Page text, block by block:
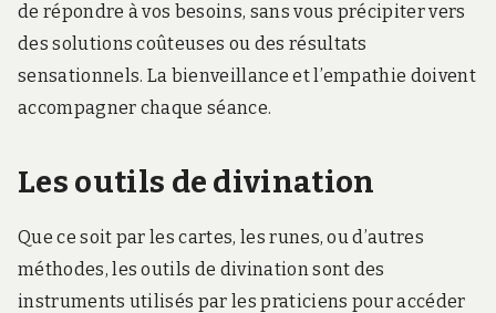
de répondre à vos besoins, sans vous précipiter vers
des solutions coûteuses ou des résultats
sensationnels. La bienveillance et l’empathie doivent
accompagner chaque séance.
Les outils de divination
Que ce soit par les cartes, les runes, ou d’autres
méthodes, les outils de divination sont des
instruments utilisés par les praticiens pour accéder